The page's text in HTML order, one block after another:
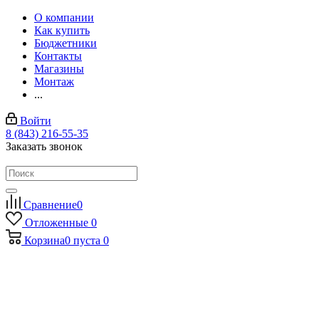
О компании
Как купить
Бюджетники
Контакты
Магазины
Монтаж
...
Войти
8 (843) 216-55-35
Заказать звонок
Сравнение0
Отложенные 0
Корзина0 пуста 0